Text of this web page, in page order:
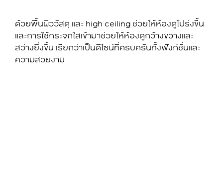
ด้วยพื้นผิววัสดุ และ high ceiling ช่วยให้ห้องดูโปร่งขึ้น
และการใช้กระจกใสเข้ามาช่วยให้ห้องดูกว้างขวางและ
สว่างยิ่งขึ้น เรียกว่าเป็นดีไซน์ที่ครบครันทั้งฟังก์ชั่นและ
ความสวยงาม